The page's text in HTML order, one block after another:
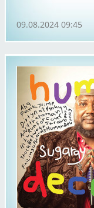
09.08.2024 09:45